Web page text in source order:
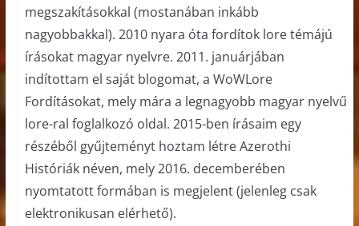
megszakításokkal (mostanában inkább
nagyobbakkal). 2010 nyara óta fordítok lore témájú
írásokat magyar nyelvre. 2011. januárjában
indítottam el saját blogomat, a WoWLore
Fordításokat, mely mára a legnagyobb magyar nyelvű
lore-ral foglalkozó oldal. 2015-ben írásaim egy
részéből gyűjteményt hoztam létre Azerothi
Históriák néven, mely 2016. decemberében
nyomtatott formában is megjelent (jelenleg csak
elektronikusan elérhető).